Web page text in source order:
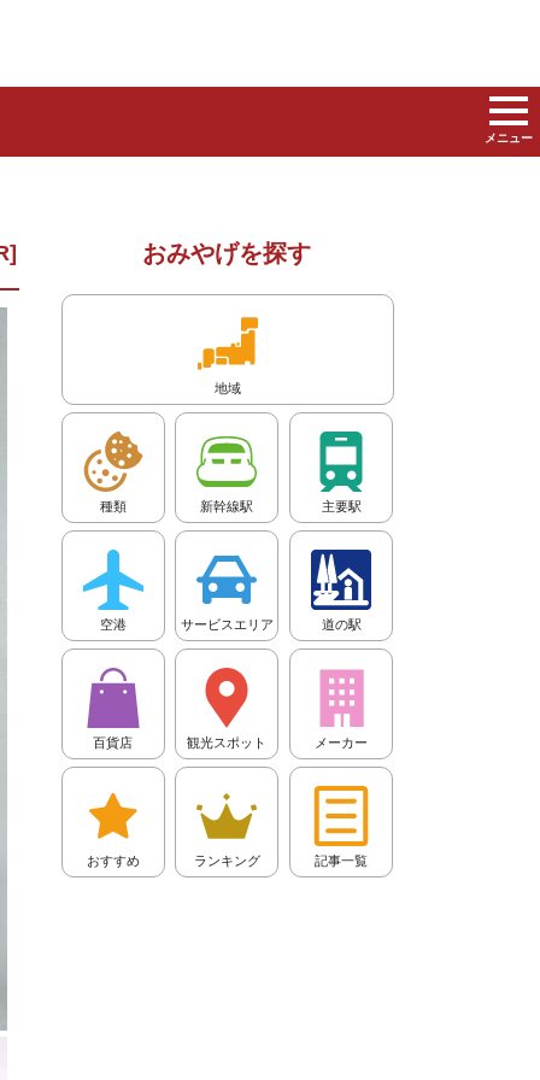
メニュー
おみやげを探す
地域
種類 新幹線駅 主要駅
空港 サービスエリア 道の駅
百貨店 観光スポット メーカー
おすすめ ランキング 記事一覧